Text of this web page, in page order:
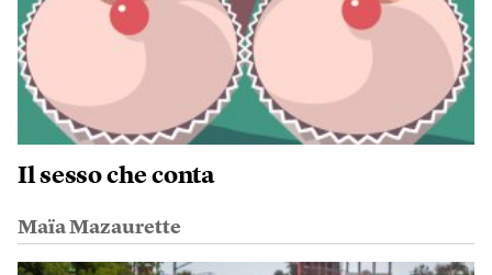
Il sesso che conta
Maïa Mazaurette